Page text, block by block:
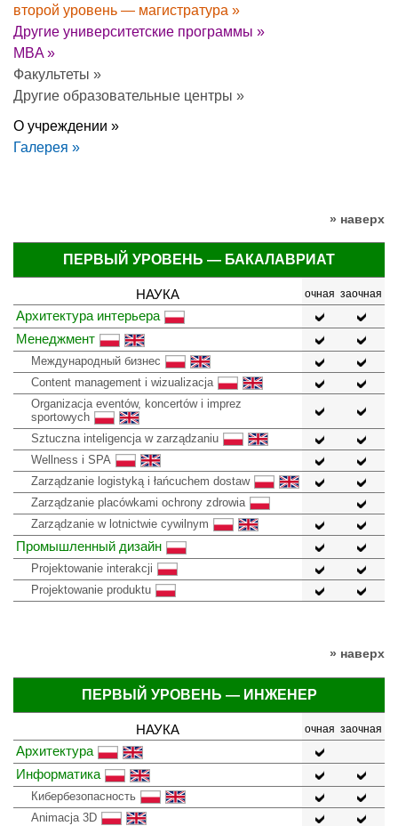
второй уровень — магистратура »
Другие университетские программы »
MBA »
Факультеты »
Другие образовательные центры »
О учреждении »
Галерея »
» наверх
ПЕРВЫЙ УРОВЕНЬ — БАКАЛАВРИАТ
НАУКА очная заочная
Архитектура интерьера
Менеджмент
Международный бизнес
Content management i wizualizacja
Organizacja eventów, koncertów i imprez
sportowych
Sztuczna inteligencja w zarządzaniu
Wellness i SPA
Zarządzanie logistyką i łańcuchem dostaw
Zarządzanie placówkami ochrony zdrowia
Zarządzanie w lotnictwie cywilnym
Промышленный дизайн
Projektowanie interakcji
Projektowanie produktu
» наверх
ПЕРВЫЙ УРОВЕНЬ — ИНЖЕНЕР
НАУКА очная заочная
Архитектура
Информатика
Кибербезопасность
Animacja 3D